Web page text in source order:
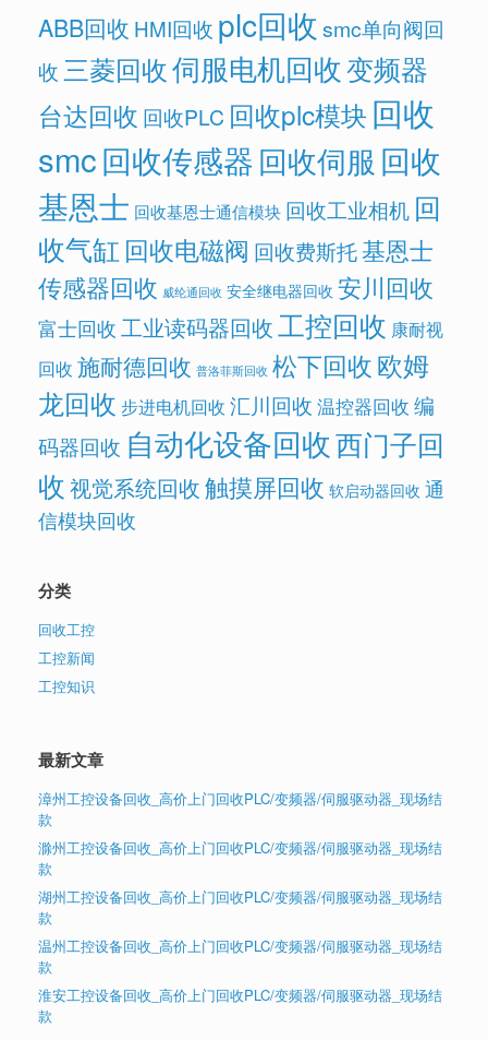
ABB回收 HMI回收 plc回收 smc单向阀回
收 三菱回收伺服电机回收变频器
台达回收 回收PLC 回收plc模块 回收
smc回收传感器回收伺服 回收
基恩士 回收基恩士通信模块 回收工业相机 回
收气缸 回收电磁阀 回收费斯托基恩士
传感器回收 威纶通回收 安全继电器回收 安川回收
富士回收 工业读码器回收工控回收 康耐视
回收 施耐德回收 普洛菲斯回收 松下回收欧姆
龙回收 步进电机回收 汇川回收 温控器回收 编
码器回收 自动化设备回收西门子回
收视觉系统回收触摸屏回收 软启动器回收 通
信模块回收
分类
回收工控
工控新闻
工控知识
最新文章
漳州工控设备回收_高价上门回收PLC/变频器/伺服驱动器_现场结
款
滁州工控设备回收_高价上门回收PLC/变频器/伺服驱动器_现场结
款
湖州工控设备回收_高价上门回收PLC/变频器/伺服驱动器_现场结
款
温州工控设备回收_高价上门回收PLC/变频器/伺服驱动器_现场结
款
淮安工控设备回收_高价上门回收PLC/变频器/伺服驱动器_现场结
款